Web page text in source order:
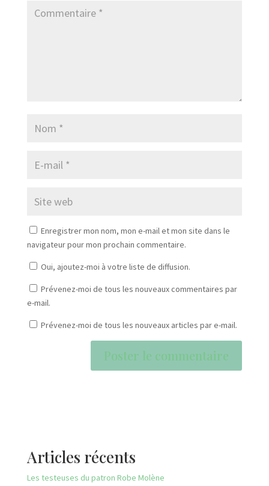
Enregistrer mon nom, mon e-mail et mon site dans le
navigateur pour mon prochain commentaire.
Oui, ajoutez-moi à votre liste de diffusion.
Prévenez-moi de tous les nouveaux commentaires par
e-mail.
Prévenez-moi de tous les nouveaux articles par e-mail.
Articles récents
Les testeuses du patron Robe Molène